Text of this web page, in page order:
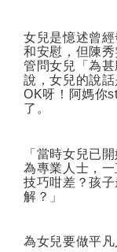
女兒是憶述曾
和安慰，但陳
管問女兒「為
說，女兒的說
OK呀！阿媽你
了。
「當時女兒已
為專業人士，
技巧咁差？孩
解？」
為女兒要做平凡